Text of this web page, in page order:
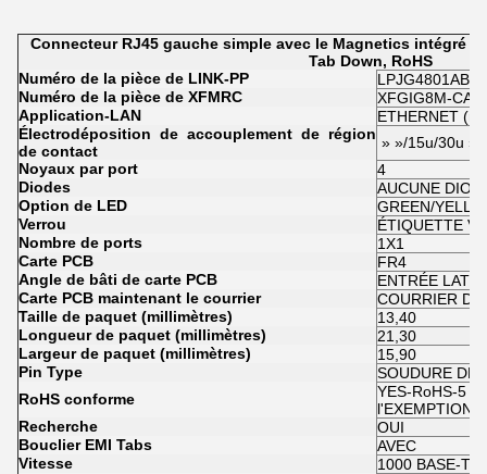
Connecteur RJ45 gauche simple avec le Magnetics intégré
Tab Down, RoHS
Numéro de la pièce de LINK-PP
Numéro de la pièce de XFMRC
XFGIG8M-
Application-LAN
ETHERNET
Électrodéposition de accouplement de région
de contact
» »/15u/30u »
Noyaux par port
4
Diodes
AUCUNE
Option de LED
GREEN/
Verrou
ÉTIQUETTE
Nombre de ports
1X1
Carte PCB
FR4
Angle de bâti de carte PCB
ENTRÉE
Carte PCB maintenant le courrier
COURRIER DE
Taille de paquet (millimètres)
13,40
Longueur de paquet (millimètres)
21,30
Largeur de paquet (millimètres)
15,90
Pin Type
SOUDURE DE
RoHS conforme
YES-
l'EXEMPTION
Recherche
OUI
Bouclier EMI Tabs
AVEC
Vitesse
1000 BASE-T